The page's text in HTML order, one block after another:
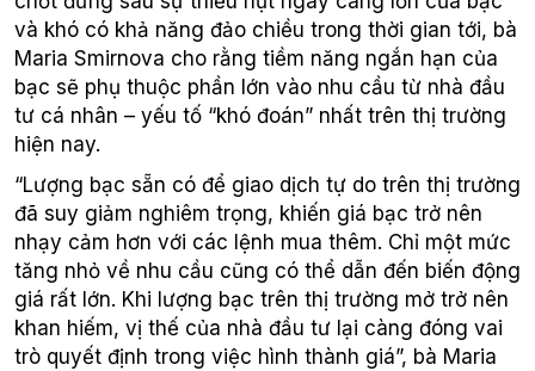
và khó có khả năng đảo chiều trong thời gian tới, bà
Maria Smirnova cho rằng tiềm năng ngắn hạn của
bạc sẽ phụ thuộc phần lớn vào nhu cầu từ nhà đầu
tư cá nhân – yếu tố “khó đoán” nhất trên thị trường
hiện nay.
“Lượng bạc sẵn có để giao dịch tự do trên thị trường
đã suy giảm nghiêm trọng, khiến giá bạc trở nên
nhạy cảm hơn với các lệnh mua thêm. Chỉ một mức
tăng nhỏ về nhu cầu cũng có thể dẫn đến biến động
giá rất lớn. Khi lượng bạc trên thị trường mở trở nên
khan hiếm, vị thế của nhà đầu tư lại càng đóng vai
trò quyết định trong việc hình thành giá”, bà Maria